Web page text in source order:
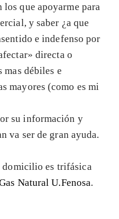
que apoyarme para
y saber ¿a que
e indefenso por
directa o
mas débiles e
mayores (como es mi
su información y
va ser de gran ayuda.
domicilio es trifásica
Natural U.Fenosa.